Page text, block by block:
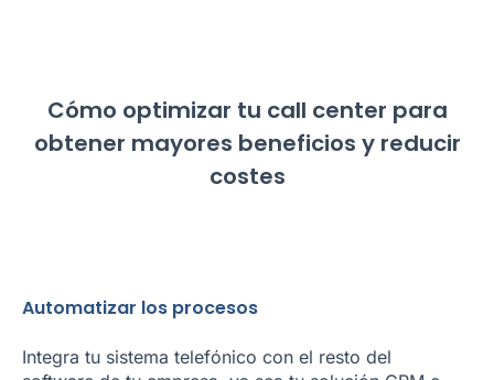
Cómo optimizar tu call center para
obtener mayores beneficios y reducir
costes
Automatizar los procesos
Integra tu sistema telefónico con el resto del